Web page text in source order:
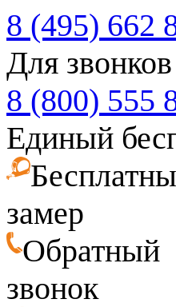
8 (495) 662
Для
8 (800) 555
Единый
замер
Обратный
звонок